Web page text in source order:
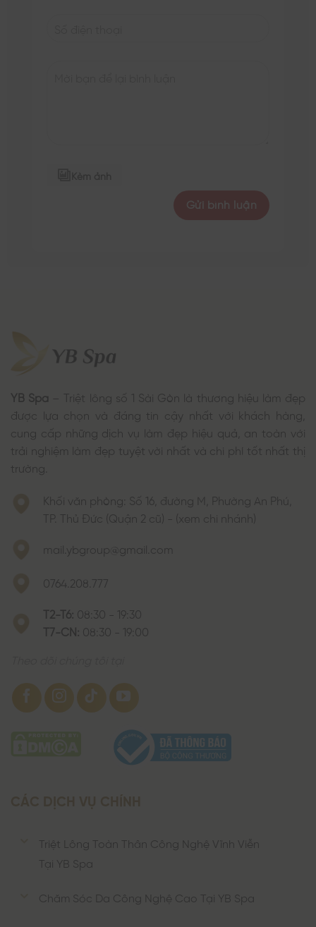
YB Spa – Triệt lông số 1 Sài Gòn là thương hiệu làm đẹp
được lựa chọn và đáng tin cậy nhất với khách hàng,
cung cấp những dịch vụ làm đẹp hiệu quả, an toàn với
trải nghiệm làm đẹp tuyệt vời nhất và chi phí tốt nhất thị
trường.
Khối văn phòng: Số 16, đường M, Phường An Phú,
TP. Thủ Đức (Quận 2 cũ) - (xem chi nhánh)
mail.ybgroup@gmail.com
0764.208.777
T2-T6: 08:30 - 19:30
T7-CN: 08:30 - 19:00
Triệt Lông Toàn Thân Công Nghệ Vĩnh Viễn
Tại YB Spa
Chăm Sóc Da Công Nghệ Cao Tại YB Spa